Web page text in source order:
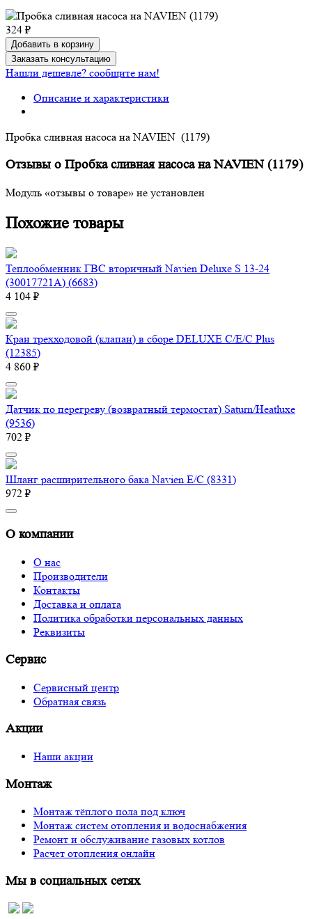
324 ₽
Добавить в корзину
Заказать консультацию
Нашли дешевле? сообщите нам!
Описание и характеристики
Пробка сливная насоса на NAVIEN (1179)
Отзывы о Пробка сливная насоса на NAVIEN (1179)
Модуль «отзывы о товаре» не установлен
Похожие товары
Теплообменник ГВС вторичный Navien Deluxе S 13-24
(30017721A) (6683)
4 104 ₽
Кран трехходовой (клапан) в сборе DELUXE C/E/C Plus
(12385)
4 860 ₽
Датчик по перегреву (возвратный термостат) Saturn/Heatluxe
(9536)
702 ₽
Шланг расширительного бака Navien E/C (8331)
972 ₽
О компании
О нас
Производители
Контакты
Доставка и оплата
Политика обработки персональных данных
Реквизиты
Сервис
Сервисный центр
Обратная связь
Акции
Наши акции
Монтаж
Монтаж тёплого пола под ключ
Монтаж систем отопления и водоснабжения
Ремонт и обслуживание газовых котлов
Расчет отопления онлайн
Мы в социальных сетях